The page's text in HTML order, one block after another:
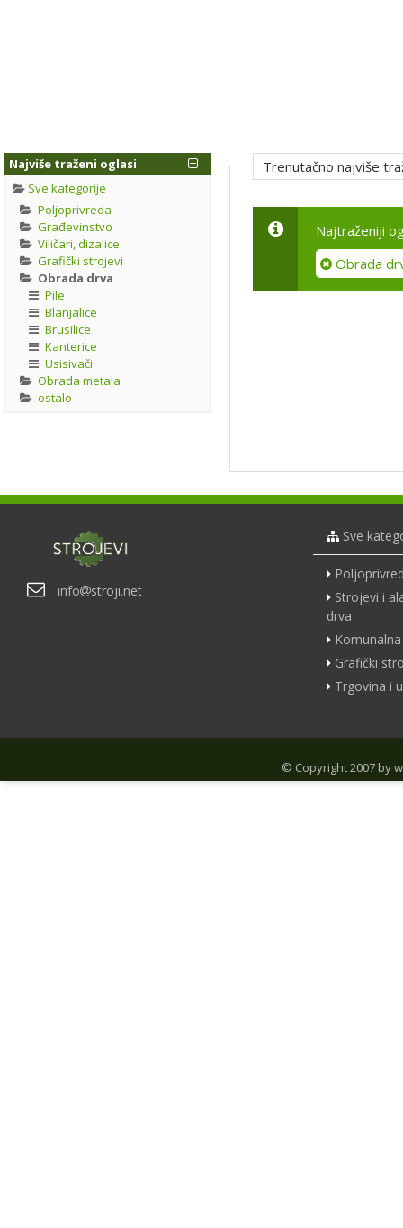
Najviše traženi oglasi
Sve kategorije
Poljoprivreda
Građevinstvo
Viličari, dizalice
Grafički strojevi
Obrada drva
Pile
Blanjalice
Brusilice
Kanterice
Usisivači
Obrada metala
ostalo
Trenutačno najviše
Najtraženiji
Obrada
info stroji.net
Sve
Strojevi i
drva
Grafički
Trgovina i
© Copyright 2007 by